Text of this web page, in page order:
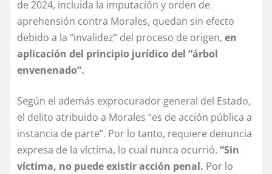
de 2024, incluida la imputación y orden de
aprehensión contra Morales, quedan sin efecto
debido a la “invalidez” del proceso de origen, en
aplicación del principio jurídico del “árbol
envenenado”.
Según el además exprocurador general del Estado,
el delito atribuido a Morales “es de acción pública a
instancia de parte”. Por lo tanto, requiere denuncia
expresa de la víctima, lo cual nunca ocurrió. “Sin
víctima, no puede existir acción penal. Por lo